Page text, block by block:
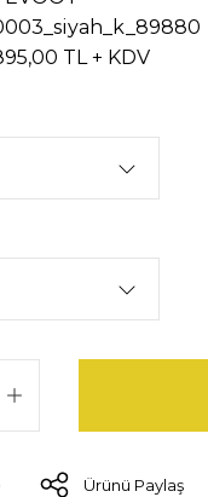
TL + KDV
Ürünü Paylaş